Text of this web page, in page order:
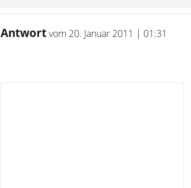
Antwortvom 20. Januar 2011 | 01:31